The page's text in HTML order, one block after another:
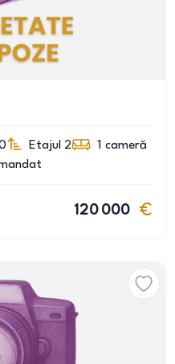
Etajul 2 1 cameră
120 000